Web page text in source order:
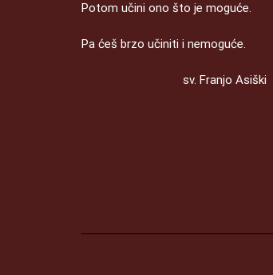
Potom učini ono što je moguće.
Pa ćeš brzo učiniti i nemoguće.
sv. Franjo Asiški